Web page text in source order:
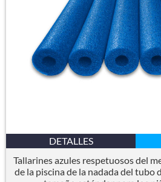
DETALLES
Tallarines azules respetuosos del
de la piscina de la nadada del tubo